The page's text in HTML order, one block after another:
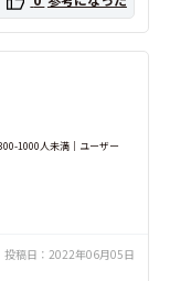
1000人未満｜ユーザー
投稿日： 2022年06月05日